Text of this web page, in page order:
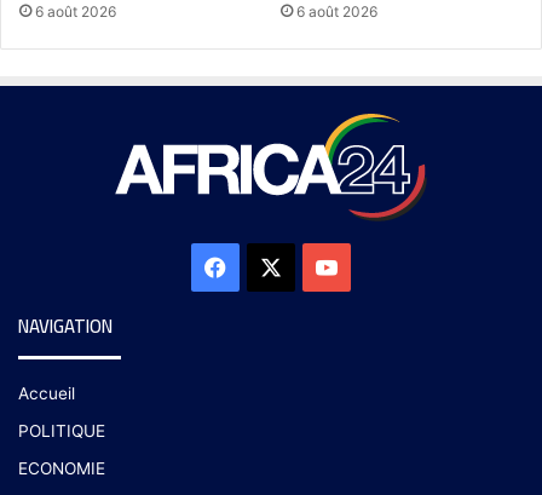
6 août 2026 6 août 2026
NAVIGATION
Accueil
POLITIQUE
ECONOMIE